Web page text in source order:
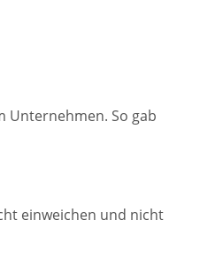
Unternehmen. So gab
einweichen und nicht